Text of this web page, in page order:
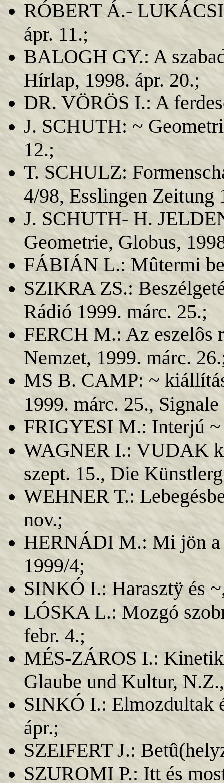
RÓBERT Á.-
ápr. 11.;
BALOGH GY.: A
Hírlap, 1998. ápr. 20.;
DR. VÖRÖS I.: A
J. SCHUTH: ~
12.;
T. SCHULZ:
4/98, Esslingen Zeitung
J. SCHUTH- H.
Geometrie, Globus,
FÁBIÁN L.: Mûtermi
SZIKRA ZS.:
Rádió 1999. márc. 25.;
FERCH M.: Az eszelôs
Nemzet, 1999. márc.
MS B. CAMP: ~
1999. márc. 25.,
FRIGYESI M.: Interjú ~
WAGNER I.: VUDAK
szept. 15., Die
WEHNER T.:
nov.;
HERNÁDI M.: Mi jön a
1999/4;
SINKÓ I.: Harasztÿ és
LÓSKA L.: Mozgó
febr. 4.;
MÉS-ZÁROS I.:
Glaube und Kultur,
SINKÓ I.: Elmozdultak
ápr.;
SZEIFERT J.:
SZUROMI P.: Itt és